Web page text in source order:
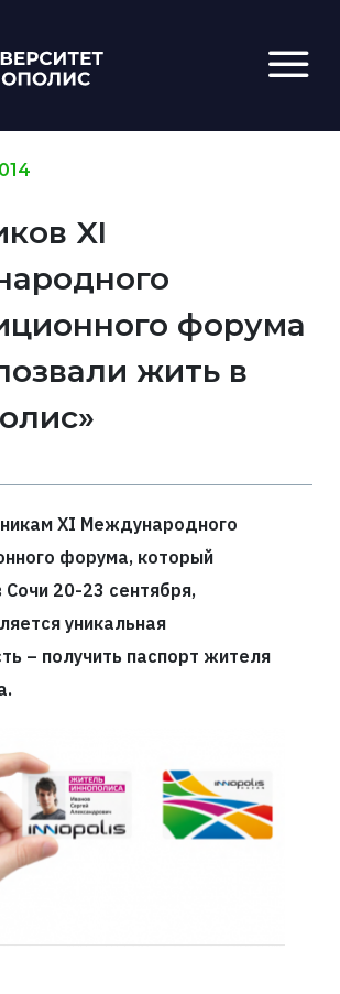
XI
форума
жить в
XI Международного
форума, который
Сочи 20-23 сентября,
уникальная
– получить паспорт жителя